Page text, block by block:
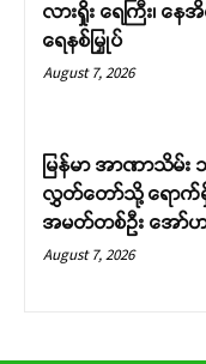
လားရှိုး ရေကြီး၊ နေ
ရေနစ်မြှုပ်
August 7, 2026
မြန်မာ အာဏာသိမ်း
လွှတ်တော်သို့ ရောက်
အမတ်တစ်ဦး အော်ဟ
August 7, 2026